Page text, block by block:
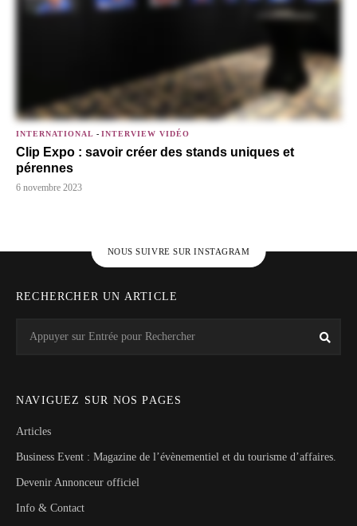
INTERNATIONAL - INTERVIEW VIDÉO
Clip Expo : savoir créer des stands uniques et
pérennes
6 novembre 2023
NOUS SUIVRE SUR INSTAGRAM
RECHERCHER UN ARTICLE
for:
NAVIGUEZ SUR NOS PAGES
Articles
Business Event : Magazine de l’évènementiel et du tourisme d’affaires.
Devenir Annonceur officiel
Info & Contact